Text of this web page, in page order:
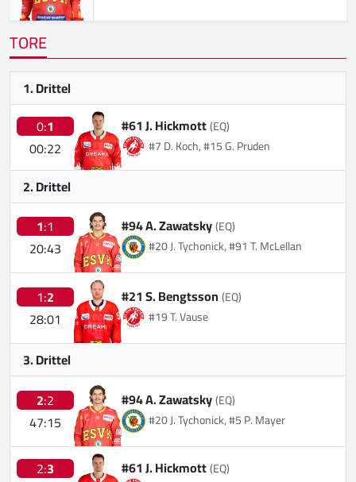
TORE
1. Drittel
0:1
00:22
#61 J. Hickmott(EQ)
#7 D. Koch, #15 G. Pruden
2. Drittel
1:1
20:43
#94 A. Zawatsky(EQ)
#20 J. Tychonick, #91 T. McLellan
1:2
28:01
#21 S. Bengtsson(EQ)
#19 T. Vause
3. Drittel
2:2
47:15
#94 A. Zawatsky(EQ)
#20 J. Tychonick, #5 P. Mayer
2:3
#61 J. Hickmott(EQ)